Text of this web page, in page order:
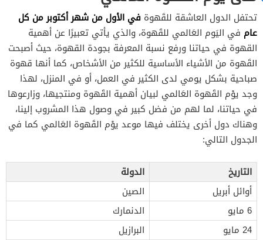
تحتفل الدول العاشقة للقَهوة في الأول من شهر أكتوبر من كل
عام في اليَوم العَالمي للقَهوة، والذي يأتي تعبيرًا عن أهمية
القهوة في حياتنا ورفع نسبة المعرفة بجودة القهوة، حيث أصبحت
القَهوة من الأشياء الأساسية للكثير من الأشخاص، كما أنها قهوة
صباحية بشكل يومي لدى الكثير في العمل، أو في المنزل، لهذا
وجد يوْم القَهوة العَالمي لبيان أهمية القَهوة ومنتجيها، وزارعوها
في حياتنا، لما لهم من فضل كبير في وصول هذا المشروب إلينا،
وهناك دول أخرى يختلف فيها موعد يوْم القَهوة العَالمي كما في
الجدول التالي:
التاريخ
الدولة
أوائل أبريل
الصين
6 مايو
الدنمارك
24 مايو
البرازيل